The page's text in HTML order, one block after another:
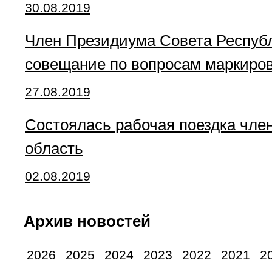
30.08.2019
Член Президиума Совета
совещание по вопросам
27.08.2019
Состоялась рабочая поездка
область
02.08.2019
Архив новостей
2026 2025 2024 2023 2022 2021